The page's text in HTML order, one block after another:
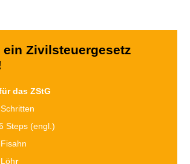
ein Zivilsteuergesetz
das ZStG
Steps (engl.)
r